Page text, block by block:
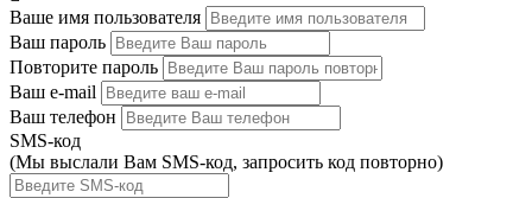
Ваше имя пользователя
Ваш пароль
Повторите пароль
Ваш e-mail
Ваш телефон
SMS-код
(Мы выслали Вам SMS-код, запросить код повторно)